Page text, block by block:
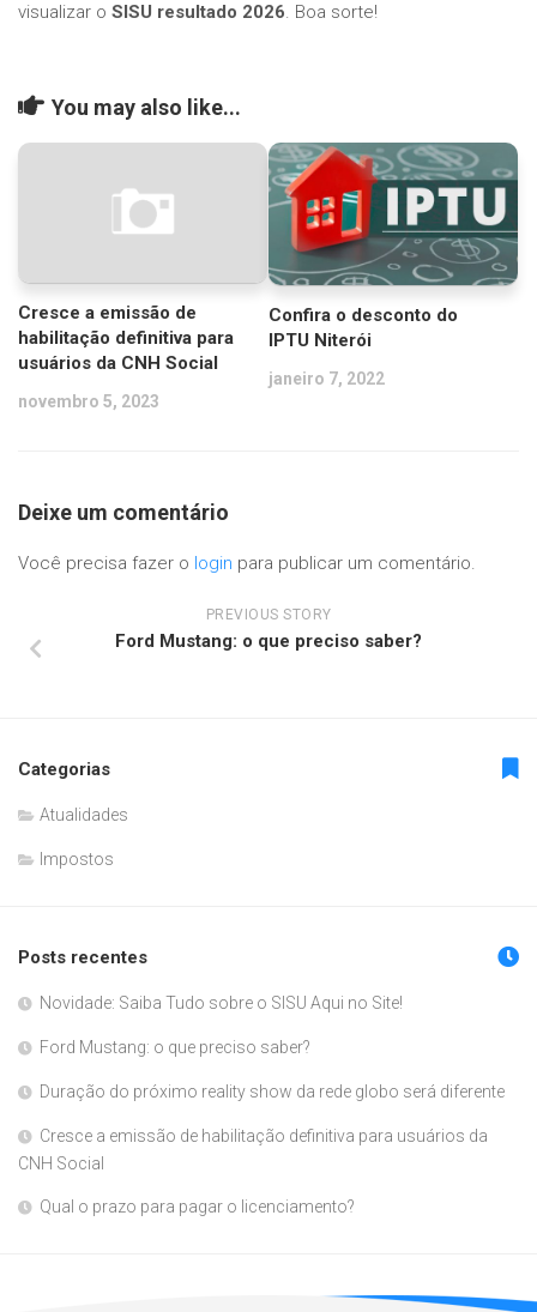
visualizar o SISU resultado 2026. Boa sorte!
You may also like...
Cresce a emissão de
habilitação definitiva para
usuários da CNH Social
novembro 5, 2023
Confira o desconto do
IPTU Niterói
janeiro 7, 2022
Deixe um comentário
Você precisa fazer o login para publicar um comentário.
PREVIOUS STORY
Ford Mustang: o que preciso saber?
Categorias
Atualidades
Impostos
Posts recentes
Novidade: Saiba Tudo sobre o SISU Aqui no Site!
Ford Mustang: o que preciso saber?
Duração do próximo reality show da rede globo será diferente
Cresce a emissão de habilitação definitiva para usuários da
CNH Social
Qual o prazo para pagar o licenciamento?